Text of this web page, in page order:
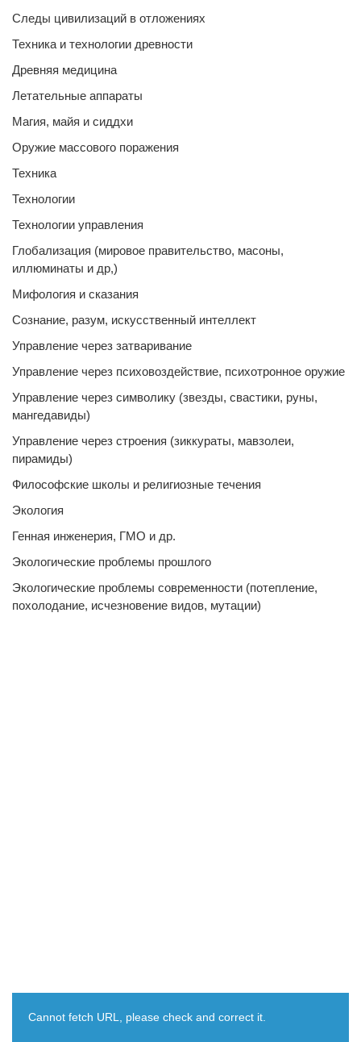
Следы цивилизаций в отложениях
Техника и технологии древности
Древняя медицина
Летательные аппараты
Магия, майя и сиддхи
Оружие массового поражения
Техника
Технологии
Технологии управления
Глобализация (мировое правительство, масоны,
иллюминаты и др,)
Мифология и сказания
Сознание, разум, искусственный интеллект
Управление через затваривание
Управление через психовоздействие, психотронное оружие
Управление через символику (звезды, свастики, руны,
мангедавиды)
Управление через строения (зиккураты, мавзолеи,
пирамиды)
Философские школы и религиозные течения
Экология
Генная инженерия, ГМО и др.
Экологические проблемы прошлого
Экологические проблемы современности (потепление,
похолодание, исчезновение видов, мутации)
Cannot fetch URL, please check and correct it.